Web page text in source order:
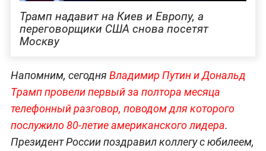
Трамп надавит на Киев и Европу, а
переговорщики США снова посетят
Москву
Напомним, сегодня Владимир Путин и Дональд
Трамп провели первый за полтора месяца
телефонный разговор, поводом для которого
послужило 80-летие американского лидера.
Президент России поздравил коллегу с юбилеем,